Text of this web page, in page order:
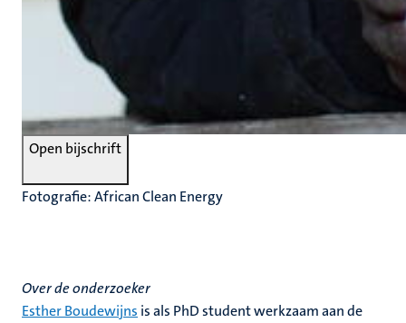
Open bijschrift
Fotografie: African Clean Energy
Over de onderzoeker
Esther Boudewijns is als PhD student werkzaam aan de